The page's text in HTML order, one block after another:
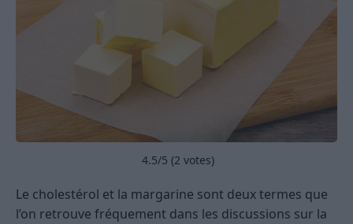
4.5/5 (2 votes)
Le cholestérol et la margarine sont deux termes que
l’on retrouve fréquement dans les discussions sur la